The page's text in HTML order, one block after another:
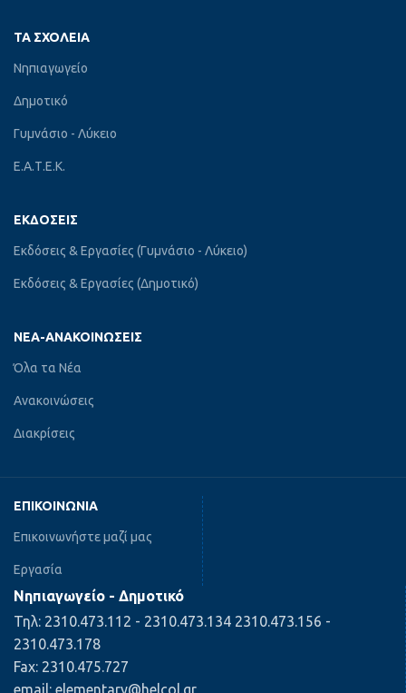
ΤΑ ΣΧΟΛΕΊΑ
Νηπιαγωγείο
Δημοτικό
Γυμνάσιο - Λύκειο
Ε.Α.Τ.Ε.Κ.
ΕΚΔΌΣΕΙΣ
Εκδόσεις & Εργασίες (Γυμνάσιο - Λύκειο)
Εκδόσεις & Εργασίες (Δημοτικό)
ΝΈΑ-ΑΝΑΚΟΙΝΏΣΕΙΣ
Όλα τα Νέα
Ανακοινώσεις
Διακρίσεις
ΕΠΙΚΟΙΝΩΝΊΑ
Επικοινωνήστε μαζί μας
Εργασία
Νηπιαγωγείο - Δημοτικό
Τηλ: 2310.473.112 - 2310.473.134 2310.473.156 -
2310.473.178
Fax: 2310.475.727
email: elementary@helcol.gr